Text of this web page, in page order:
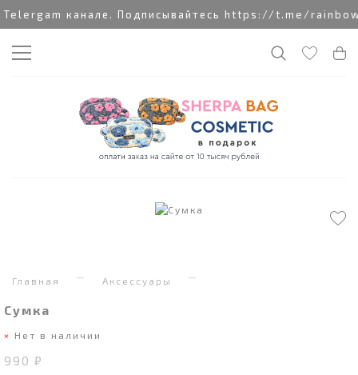
канале. Подписывайтесь https://t.me/
Главная Аксессуары
Сумка
Нет в наличии
990 ₽